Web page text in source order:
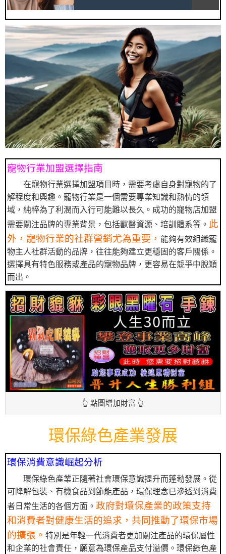
寵物行業加盟選擇指南
在寵物行業選擇加盟項目時，需要考慮自身對寵物的了
解程度和興趣。寵物行業是一個需要專業知識和熱情的領
域，純粹為了利潤而入行可能難以長久。成功的寵物店加盟
需要關注品牌的專業背景，包括獸醫資源、培訓體系等。 此
外，寵物行業的社群營銷尤為重要， 能夠有效組織寵
物主人社群活動的品牌，往往能夠建立更穩固的客戶關係。
選擇具有特色服務或產品的寵物品牌，更容易在競爭中脫穎
而出。
👆 點圖增加財富 👆
環保綠色產業發展
環保消費意識崛起分析
環保綠色產業正隨著社會環保意識提升而蓬勃發展。從
可降解包裝、有機食品到節能產品，環保理念已滲透到消費
者日常生活的各個方面。 政府對環保產業的政策支持
和消費者對健康生活的追求，共同推動了環保市場
的擴張。 特別是年輕一代消費者更加關注產品的環保屬性
和企業的社會責任，願意為環保產品支付溢價。環保綠色產